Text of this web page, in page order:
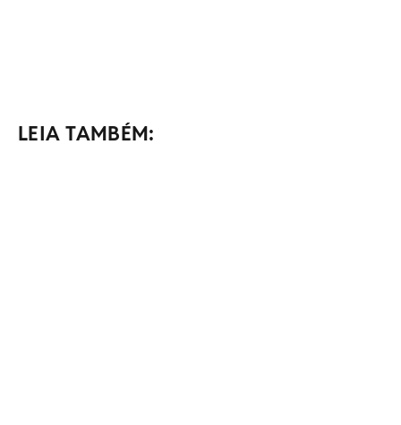
LEIA TAMBÉM: